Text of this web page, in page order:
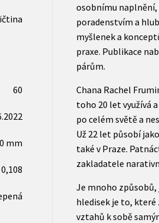
60
mm
0,108
osob­nímu naplnění,
poradenstvím a
myšlenek a
praxe. Publikace
párům.
Chana Rachel
toho 20 let využívá
po celém světě a
Už 22 let působí
také v Praze.
zakladatele
Je mnoho
hledisek je to,
vztahů k sobě